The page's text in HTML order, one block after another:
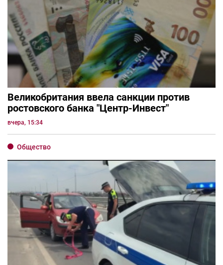
Великобритания ввела санкции против
ростовского банка "Центр-Инвест"
вчера, 15:34
Общество